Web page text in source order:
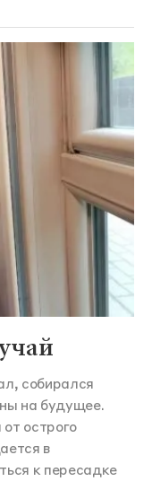
собирался
на будущее.
острого
в
к пересадке